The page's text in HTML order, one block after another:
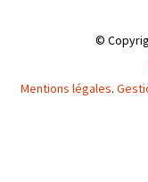
©
Mentions légales.